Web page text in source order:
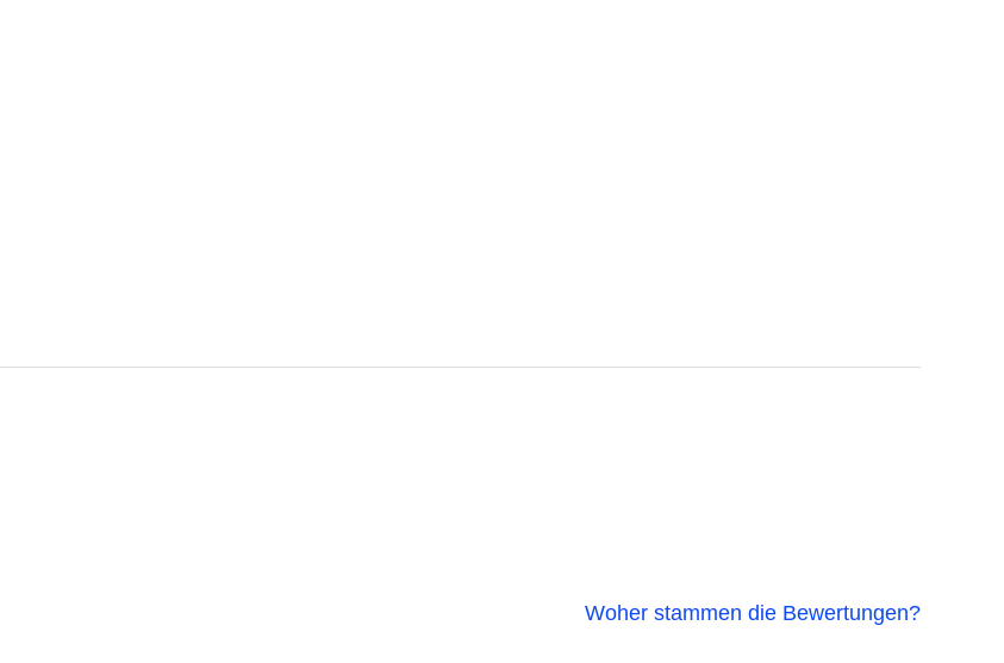
Woher stammen die Bewertungen?